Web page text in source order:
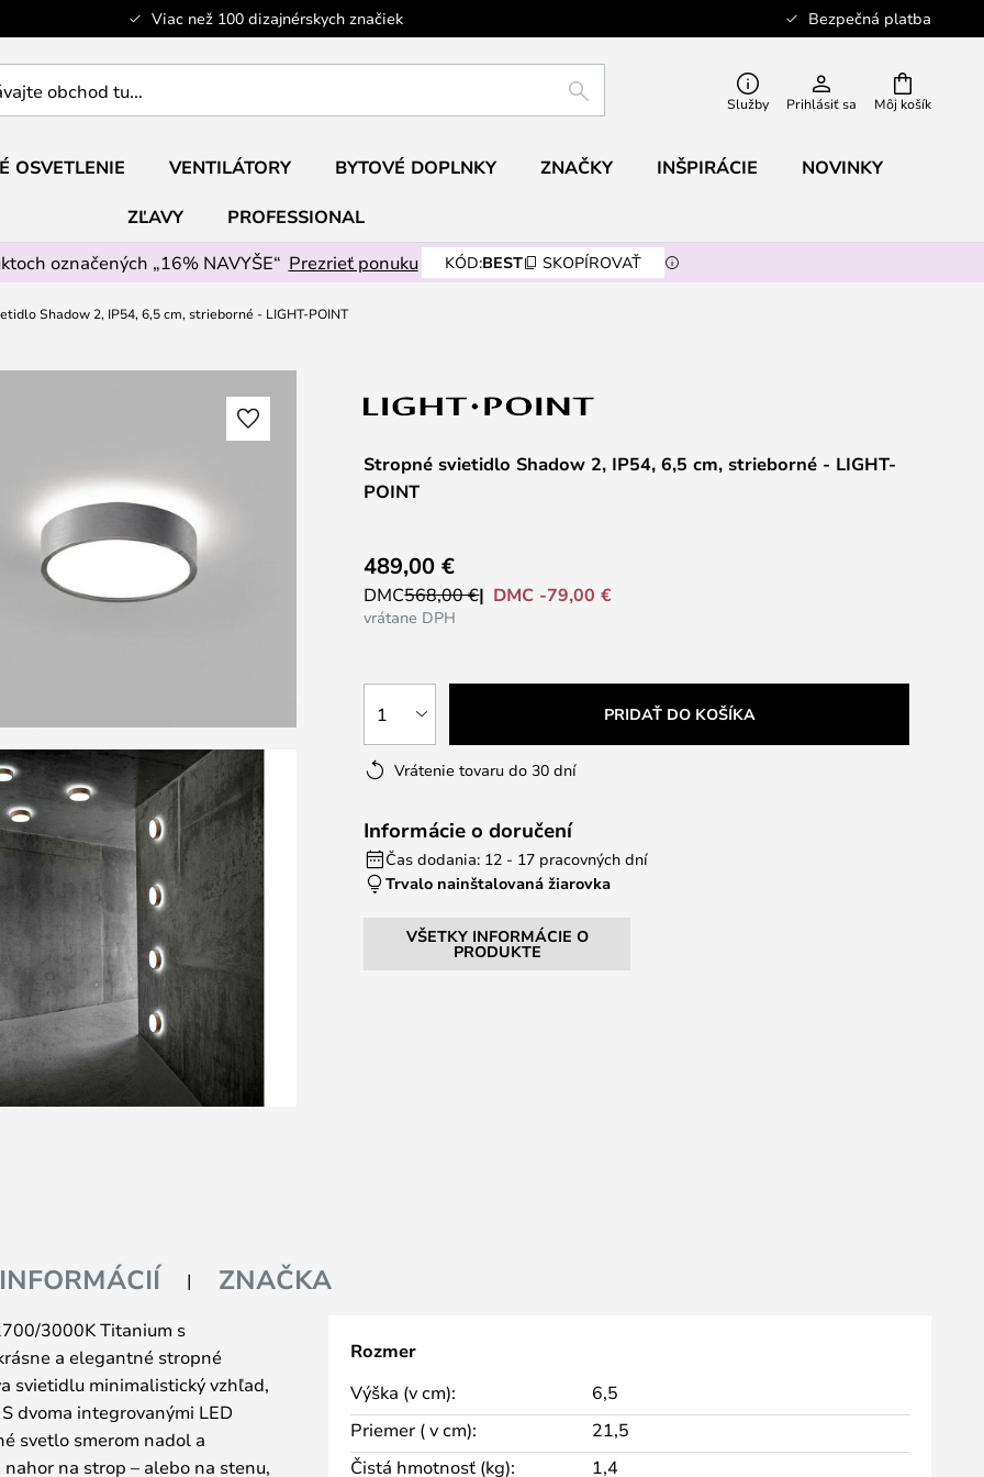
Viac než 100 dizajnérskych značiek Bezpečná platba
Môj košík
HĽADAŤ Služby Prihlásiť sa
OSVETLENIE VENTILÁTORY BYTOVÉ DOPLNKY ZNAČKY INŠPIRÁCIE NOVINKY
ZĽAVY
PROFESSIONAL
označených „16% NAVYŠE“ Prezrieť ponuku KÓD:BEST SKOPÍROVAŤ
Shadow 2, IP54, 6,5 cm, strieborné - LIGHT-POINT
Stropné svietidlo Shadow 2, IP54, 6,5 cm, strieborné - LIGHT-
POINT
489,00 €
DMC568,00 € DMC -79,00 €
vrátane DPH
1 PRIDAŤ DO KOŠÍKA
Vrátenie tovaru do 30 dní
Informácie o doručení
Čas dodania: 12 - 17 pracovných dní
Trvalo nainštalovaná žiarovka
VŠETKY INFORMÁCIE O
PRODUKTE
ZNAČKA
3000K Titanium s
a elegantné stropné
svietidlu minimalistický vzhľad,
dvoma integrovanými LED
svetlo smerom nadol a
na strop – alebo na stenu,
Rozmer
Výška (v cm):
6,5
Priemer ( v cm):
21,5
Čistá hmotnosť (kg):
1,4